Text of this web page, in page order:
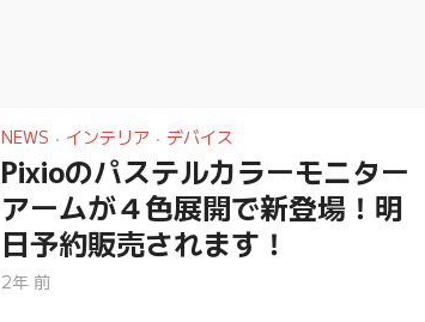
NEWS • インテリア • デバイス
Pixioのパステルカラーモニター
アームが４色展開で新登場！明
日予約販売されます！
2年 前